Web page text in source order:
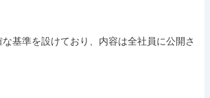
基準を設けており、内容は全社員に公開さ